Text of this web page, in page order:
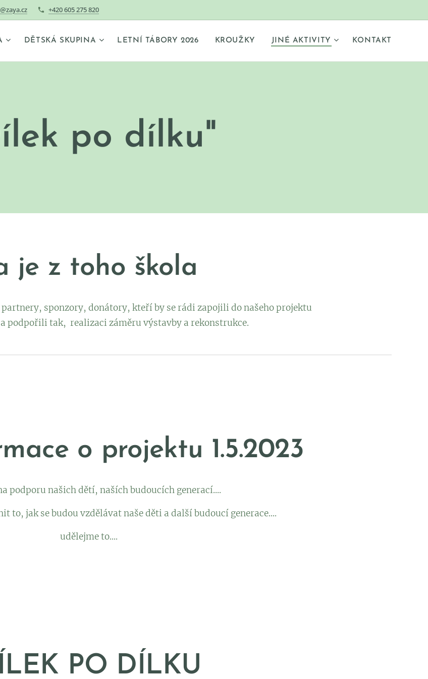
+420 605 275 820
DĚTSKÁ SKUPINA LETNÍ TÁBORY 2026 KROUŽKY JINÉ AKTIVITY KONTAKT
po dílku"
je z toho škola
sponzory, donátory, kteří by se rádi zapojili do našeho projektu
podpořili tak, realizaci záměru výstavby a rekonstrukce.
o projektu 1.5.2023
podporu našich dětí, naších budoucích generací....
to, jak se budou vzdělávat naše děti a další budoucí generace....
udělejme to....
PO DÍLKU